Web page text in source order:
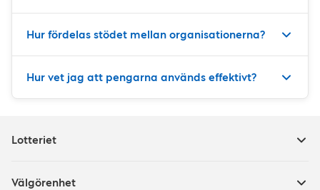
Hur fördelas stödet mellan organisationerna?
Hur vet jag att pengarna används effektivt?
Lotteriet
Välgörenhet